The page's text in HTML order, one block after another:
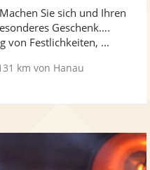
5
Sie sich und Ihren
Geschenk….
von Festlichkeiten, ...
km von Hanau